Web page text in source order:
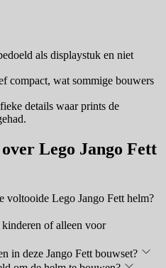
als displaystuk en niet
compact, wat sommige bouwers
details waar prints de
Lego Jango Fett
voltooide Lego Jango Fett helm?
of alleen voor
in deze Jango Fett bouwset?